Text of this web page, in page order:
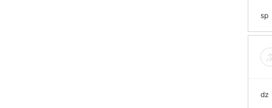
sp
dz